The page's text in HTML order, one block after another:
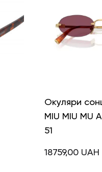
Окуляри
MIU MIU MU
51
18759,00 UAH